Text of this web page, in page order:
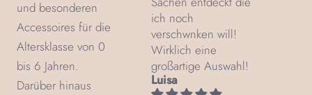
ich noch
verschwnken will!
Wirklich eine
großartige Auswahl!
Luisa
und besonderen
Accessoires für die
Altersklasse von 0
bis 6 Jahren.
Darüber hinaus